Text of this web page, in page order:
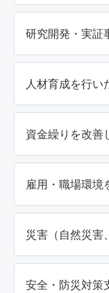
研究開発・実証
人材育成を行い
資金繰りを改善
雇用・職場環境
災害（自然災害
安全・防災対策